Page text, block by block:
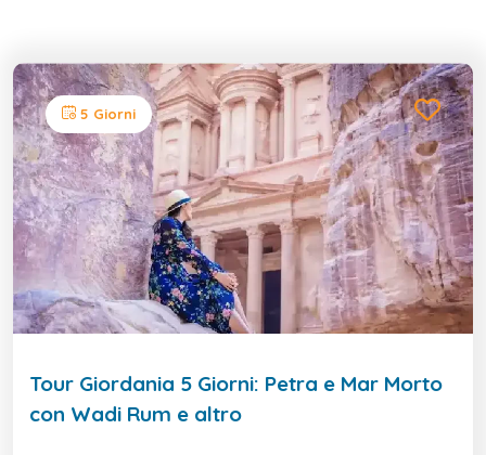
5 Giorni
Tour Giordania 5 Giorni: Petra e Mar Morto
con Wadi Rum e altro